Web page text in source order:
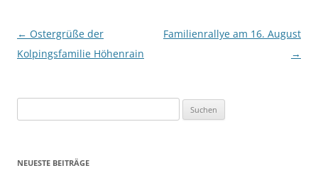
Beitragsnavigation
← Ostergrüße der
Kolpingsfamilie Höhenrain
Familienrallye am 16. August
→
nach:
NEUESTE BEITRÄGE